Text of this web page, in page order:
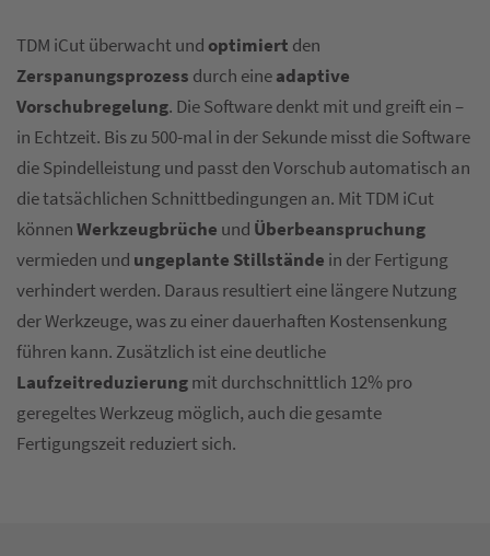
TDM iCut überwacht undoptimiert den
Zerspanungsprozess durch eineadaptive
Vorschubregelung. Die Software denkt mit und greift ein –
in Echtzeit. Bis zu 500-mal in der Sekunde misst die Software
die Spindelleistung und passt den Vorschub automatisch an
die tatsächlichen Schnittbedingungen an. Mit TDM iCut
könnenWerkzeugbrüche und Überbeanspruchung
vermieden und ungeplante Stillstände in der Fertigung
verhindert werden. Daraus resultiert eine längere Nutzung
der Werkzeuge, was zu einer dauerhaften Kostensenkung
führen kann. Zusätzlich ist eine deutliche
Laufzeitreduzierungmit durchschnittlich 12% pro
geregeltes Werkzeug möglich, auch die gesamte
Fertigungszeit reduziert sich.